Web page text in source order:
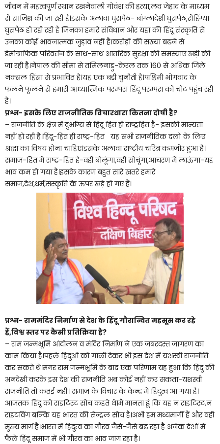
जीवन में महत्वपूर्ण स्थान रखनेवाली गोवंश की हत्या,लव जेहाद के माध्यम
से साजिश की जा रही है।इसके अलावा घुसपैठ- बांग्लादेशी घुसपैठ,रोहिंग्या
घुसपैठ हो रही रही है जिनका हमारे संविधान और यहां की हिंदू संस्कृति से
उनका कोई भावनात्मक जुड़ाव नहीं है।करोड़ों की संख्या बढने से
डेमोग्राफिक परिवर्तन के साथ-साथ आंतरिक सुरक्षा की समस्याएं खड़ी की
जा रही है।नेपाल की सीमा से तमिलनाडु-केरल तक 160 से अधिक जिले
नक्सल हिंसा से प्रभावित है।यह एक बड़ी चुनौती है।पश्चिमी भोगवाद के
फलने फूलने से हमारी आध्यात्मिक परम्परा हिंदू परम्परा को चोट पहुंच रही
है।
प्रश्न- इसके लिए राजनीतिक विचारधारा कितना दोषी है?
– राजनीति के क्षेत्र में दुर्भाग्य से हिंदू हित ही राष्ट्रहित है- इसकी मान्यता
नहीं हो रही है।हिंदू-हित ही राष्ट्र-हित यह सभी राजनीतिक दलों के लिए
श्रद्धा का विषय होना चाहिए।इसके अलावा राष्ट्रीय चरित्र कमजोर हुआ है।
समाज-हित में राष्ट्र-हित है-वही बोलूंगा,वही सोचूंगा,आचरण में लाऊंगा-यह
भाव कम हो गया है।इसके कारण बहुत सारे खतरे हमारे
समाज,देश,धर्म,संस्कृति के ऊपर खड़े हो गए हैं।
प्रश्न- राममंदिर निर्माण से देश के हिंदू गौरान्वित महसूस कर रहे
हैं,विश्व स्तर पर कैसी प्रतिक्रिया है?
– राम जन्मभूमि आंदोलन व मंदिर निर्माण ने एक जबरदस्त जागरण का
काम किया है।पहले हिदुओं को गाली देकर भी इस देश में यशस्वी राजनीति
कर सकते थे।मगर राम जन्मभूमि के बाद एक परिणाम यह हुआ कि हिंदु की
अनदेखी करके इस देश की राजनीति अब कोई नहीं कर सकता-यशस्वी
राजनीति तो कतई नहीं। समाज के विचार के केन्द्र में हिदुत्व आ गया है।
आजतक हिंदू को राइटिस्ट सोच कहते थे।मैं मानता हूं कि यह न राइटिस्ट,न
राइटविंग बल्कि यह भारत की सेन्ट्रल सोच है।अभी हम मध्यमार्गी हैं और वही
मुख्य मार्ग है।भारत में हिंदुत्व का गौरव जैसे-जैसे बढ रहा है अनेक देशों में
फैले हिंदू समाज में भी गौरव का भाव जाग रहा है।